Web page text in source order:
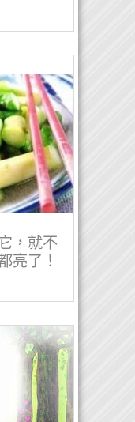
，就不
亮了！